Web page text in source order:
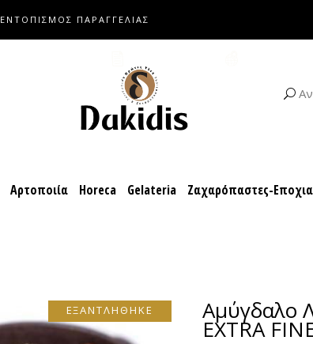
ΕΝΤΟΠΙΣΜΟΣ ΠΑΡΑΓΓΕΛΙΑΣ
Αρτοποιία Horeca Gelateria Ζαχαρόπαστες-
ΕΞΑΝΤΛΗΘΗΚΕ Αμύγδαλο
EXTRA